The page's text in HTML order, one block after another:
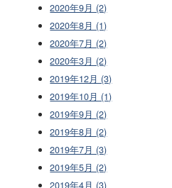
2020年9月 (2)
2020年8月 (1)
2020年7月 (2)
2020年3月 (2)
2019年12月 (3)
2019年10月 (1)
2019年9月 (2)
2019年8月 (2)
2019年7月 (3)
2019年5月 (2)
2019年4月 (3)